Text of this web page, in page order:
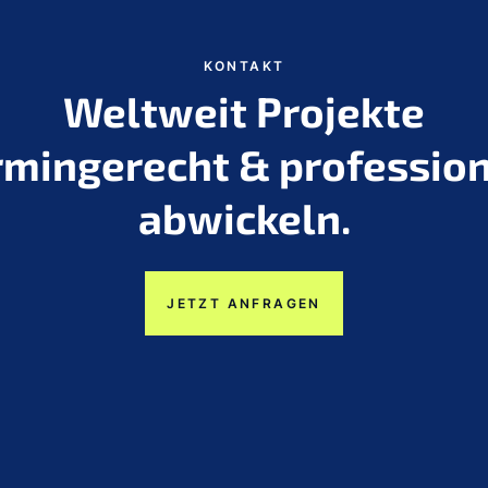
KONTAKT
Weltweit Projekte
&
abwickeln.
JETZT ANFRAGEN